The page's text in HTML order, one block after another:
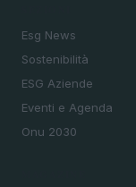
Esg News
Sostenibilità
ESG Aziende
Eventi e Agenda
Onu 2030